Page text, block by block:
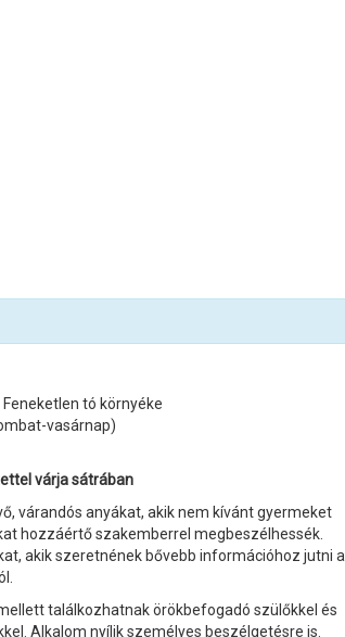
Feneketlen tó környéke
vasárnap)
várja sátrában
várandós anyákat, akik nem kívánt gyermeket
hozzáértő szakemberrel megbeszélhessék.
akik szeretnének bővebb információhoz jutni a
találkozhatnak örökbefogadó szülőkkel és
Alkalom nyílik személyes beszélgetésre is.